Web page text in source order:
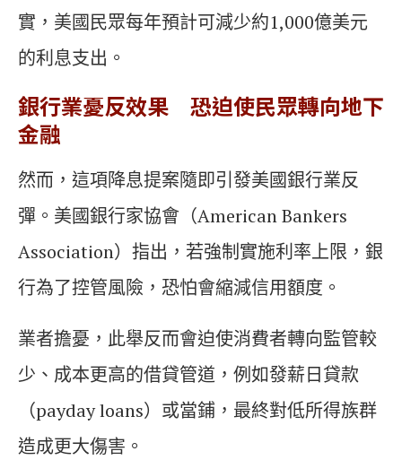
實，美國民眾每年預計可減少約1,000億美元
的利息支出。
銀行業憂反效果 恐迫使民眾轉向地下
金融
然而，這項降息提案隨即引發美國銀行業反
彈。美國銀行家協會（American Bankers
Association）指出，若強制實施利率上限，銀
行為了控管風險，恐怕會縮減信用額度。
業者擔憂，此舉反而會迫使消費者轉向監管較
少、成本更高的借貸管道，例如發薪日貸款
（payday loans）或當鋪，最終對低所得族群
造成更大傷害。